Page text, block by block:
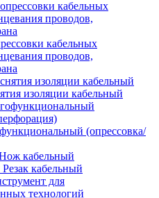
кабельных
проводов,
изоляции кабельный
(опрессовка/
кабельный
Резак кабельный